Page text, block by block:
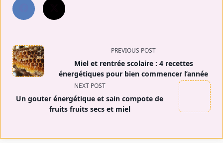
<span
class="nav-
subtitle
screen-
reader-
PREVIOUS POST
Miel et rentrée scolaire : 4 recettes
énergétiques pour bien commencer l’année
NEXT POST
Un gouter énergétique et sain compote de
fruits fruits secs et miel